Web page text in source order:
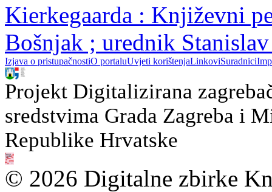
Kierkegaarda : Književni
Bošnjak ; urednik
Izjava o pristupačnostiO portaluUvjeti korištenjaLinkoviSuradnici
Projekt Digitalizirana
sredstvima Grada Zagreba i
Republike Hrvatske
© 2026 Digitalne zbirke